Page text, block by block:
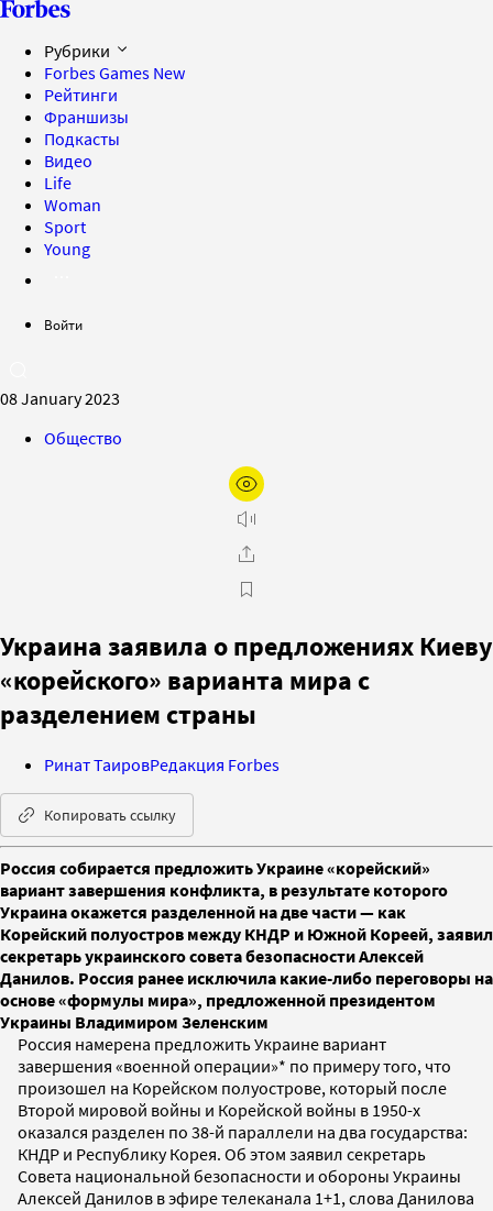
Рубрики
Forbes Games New
Рейтинги
Франшизы
Подкасты
Видео
Life
Woman
Sport
Young
Войти
08 January 2023
Общество
Украина заявила о предложениях Киеву
«корейского» варианта мира с
разделением страны
Ринат ТаировРедакция Forbes
Копировать ссылку
Россия собирается предложить Украине «корейский»
вариант завершения конфликта, в результате которого
Украина окажется разделенной на две части — как
Корейский полуостров между КНДР и Южной Кореей, заявил
секретарь украинского совета безопасности Алексей
Данилов. Россия ранее исключила какие-либо переговоры на
основе «формулы мира», предложенной президентом
Украины Владимиром Зеленским
Россия намерена предложить Украине вариант
завершения «военной операции»* по примеру того, что
произошел на Корейском полуострове, который после
Второй мировой войны и Корейской войны в 1950-х
оказался разделен по 38-й параллели на два государства:
КНДР и Республику Корея. Об этом заявил секретарь
Совета национальной безопасности и обороны Украины
Алексей Данилов в эфире телеканала 1+1, слова Данилова